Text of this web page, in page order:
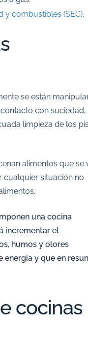
y combustibles (SEC).
se están
con suciedad,
limpieza de los
alimentos que se
cualquier situación no
una cocina
incrementar el
humos y olores
y que en
cocinas